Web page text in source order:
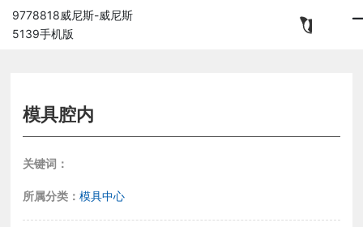
9778818威尼斯-威尼斯
5139手机版
模具腔内
关键词：
所属分类：模具中心